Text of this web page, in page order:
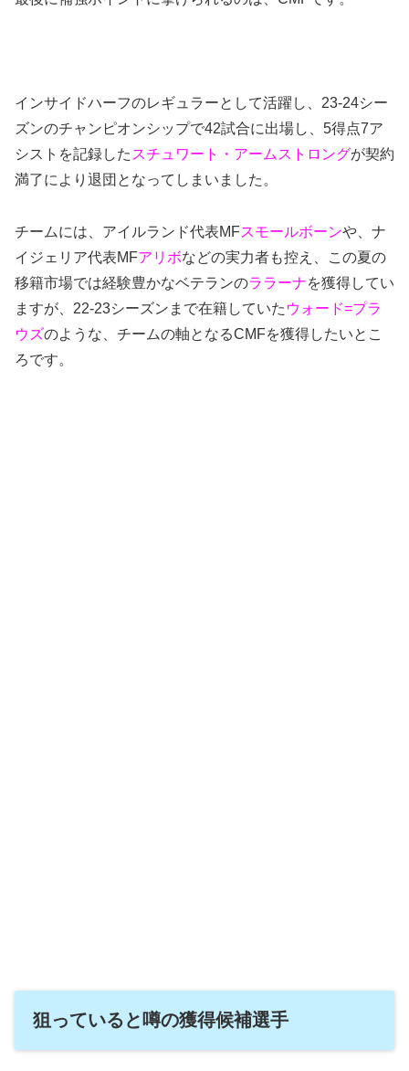
インサイドハーフのレギュラーとして活躍し、23-24シー
ズンのチャンピオンシップで42試合に出場し、5得点7ア
シストを記録した スチュワート・アームストロングが契約
満了により退団となってしまいました。
チームには、アイルランド代表MFスモールボーンや、ナ
イジェリア代表MFアリボなどの実力者も控え、この夏の
移籍市場では経験豊かなベテランのララーナを獲得してい
ますが、22-23シーズンまで在籍していた ウォード=プラ
ウズのような、チームの軸となるCMFを獲得したいとこ
ろです。
狙っていると噂の獲得候補選手